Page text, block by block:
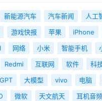
新能源汽车 汽车新闻
人工
游戏快报 苹果 iPhone
网络 小米 智能手机
Redmi 互联网 软件
科
大模型 vivo 电脑
微软 天文航天 耳机音频